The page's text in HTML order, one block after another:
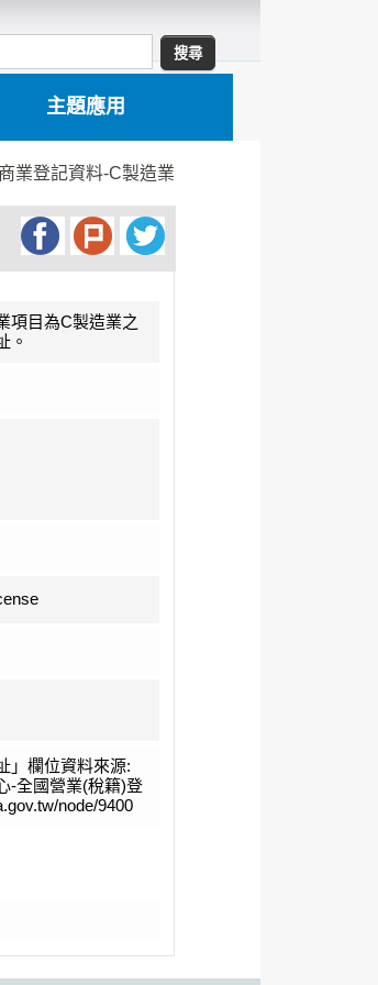
主題應用
業登記資料-C製造業
項目為C製造業之
。
」欄位資料來源:
-全國營業(稅籍)登
node/9400